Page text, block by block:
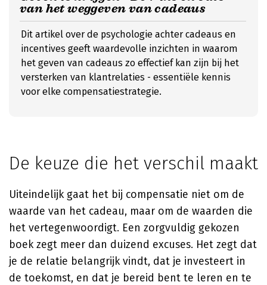
van het weggeven van cadeaus
Dit artikel over de psychologie achter cadeaus en
incentives geeft waardevolle inzichten in waarom
het geven van cadeaus zo effectief kan zijn bij het
versterken van klantrelaties - essentiële kennis
voor elke compensatiestrategie.
De keuze die het verschil maakt
Uiteindelijk gaat het bij compensatie niet om de
waarde van het cadeau, maar om de waarden die
het vertegenwoordigt. Een zorgvuldig gekozen
boek zegt meer dan duizend excuses. Het zegt dat
je de relatie belangrijk vindt, dat je investeert in
de toekomst, en dat je bereid bent te leren en te